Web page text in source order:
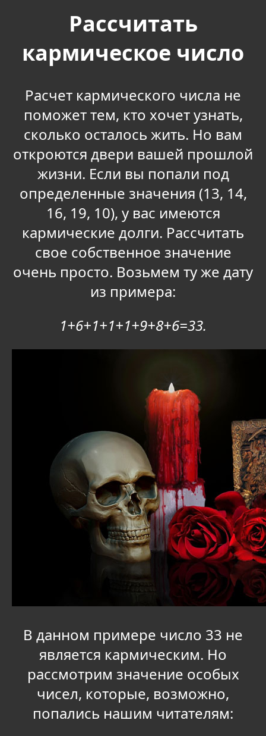
Рассчитать
кармическое число
Расчет кармического числа не
поможет тем, кто хочет узнать,
сколько осталось жить. Но вам
откроются двери вашей прошлой
жизни. Если вы попали под
определенные значения (13, 14,
16, 19, 10), у вас имеются
кармические долги. Рассчитать
свое собственное значение
очень просто. Возьмем ту же дату
из примера:
1+6+1+1+1+9+8+6=33.
В данном примере число 33 не
является кармическим. Но
рассмотрим значение особых
чисел, которые, возможно,
попались нашим читателям: